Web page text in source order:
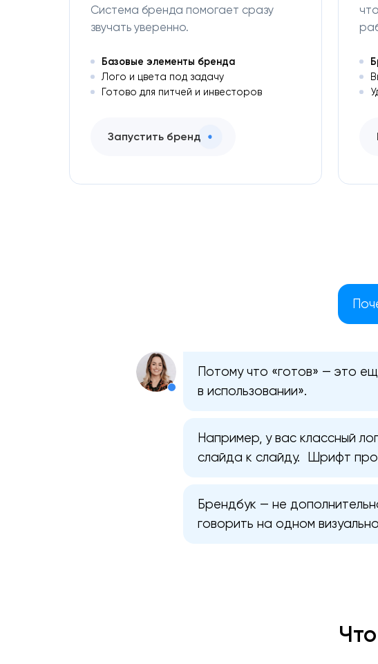
Система бренда помогает сразу
звучать уверенно.
Базовые элементы бренда
Лого и цвета под задачу
Готово для питчей и инвесторов
Запустить бренд
Потому что «готов» — это
в использовании».
Например, у вас классный
слайда к слайду. Шрифт
Брендбук — не
говорить на одном